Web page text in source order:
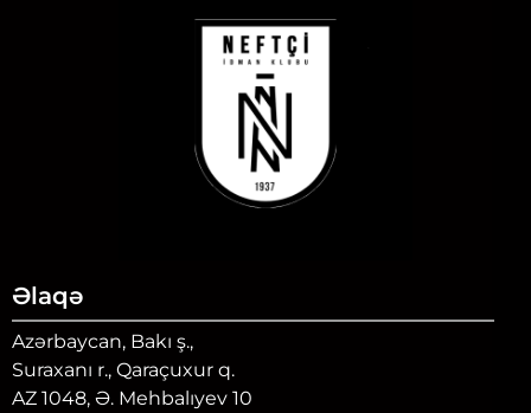
Əlaqə
Azərbaycan, Bakı ş.,
Suraxanı r., Qaraçuxur q.
AZ 1048, Ə. Mehbalıyev 10